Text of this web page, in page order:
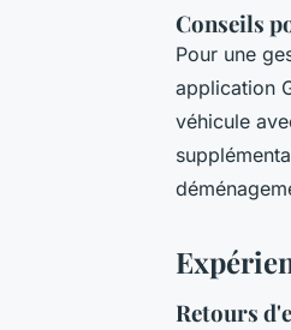
Conseils
Pour une
application
véhicule
Retours